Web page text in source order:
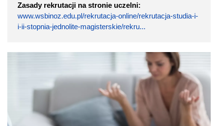
Zasady rekrutacji na stronie uczelni:
www.wsbinoz.edu.pl/rekrutacja-online/rekrutacja-studia-i-
i-ii-stopnia-jednolite-magisterskie/rekru...